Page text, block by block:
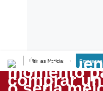
Últimas Noticias Empresas
Lo último
Peru Quiosco